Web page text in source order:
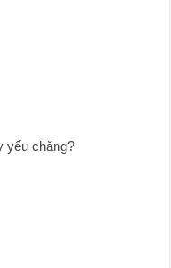
yếu chăng?